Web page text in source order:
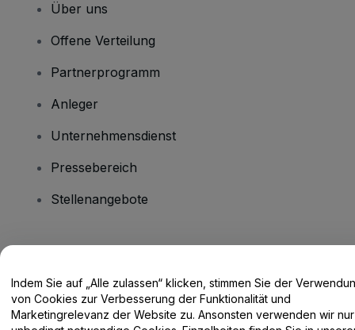
Über uns
Offene Verteilung
Partnerprogramm
Anleger
Unternehmensdienst
Pressebereich
Stellenangebote
Hilfe-Center / Kontakt
Indem Sie auf „Alle zulassen“ klicken, stimmen Sie der
von Cookies zur Verbesserung der Funktionalität und
Marketingrelevanz der Website zu. Ansonsten verwenden wir nur